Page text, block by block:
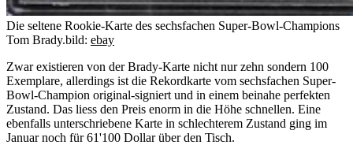
Die seltene Rookie-Karte des sechsfachen Super-Bowl-Champions
Tom Brady.bild: ebay
Zwar existieren von der Brady-Karte nicht nur zehn sondern 100
Exemplare, allerdings ist die Rekordkarte vom sechsfachen Super-
Bowl-Champion original-signiert und in einem beinahe perfekten
Zustand. Das liess den Preis enorm in die Höhe schnellen. Eine
ebenfalls unterschriebene Karte in schlechterem Zustand ging im
Januar noch für 61'100 Dollar über den Tisch.